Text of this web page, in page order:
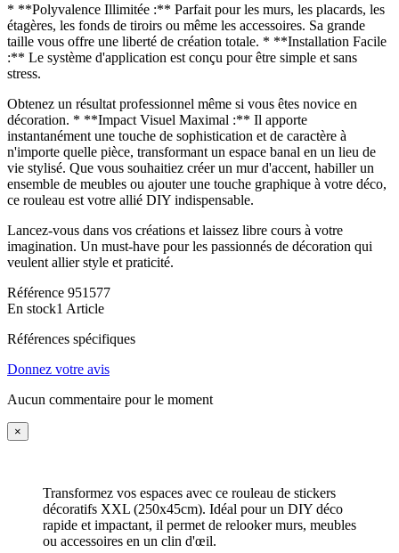
* **Polyvalence Illimitée :** Parfait pour les murs, les placards, les
étagères, les fonds de tiroirs ou même les accessoires. Sa grande
taille vous offre une liberté de création totale. * **Installation Facile
:** Le système d'application est conçu pour être simple et sans
stress.
Obtenez un résultat professionnel même si vous êtes novice en
décoration. * **Impact Visuel Maximal :** Il apporte
instantanément une touche de sophistication et de caractère à
n'importe quelle pièce, transformant un espace banal en un lieu de
vie stylisé. Que vous souhaitiez créer un mur d'accent, habiller un
ensemble de meubles ou ajouter une touche graphique à votre déco,
ce rouleau est votre allié DIY indispensable.
Lancez-vous dans vos créations et laissez libre cours à votre
imagination. Un must-have pour les passionnés de décoration qui
veulent allier style et praticité.
Référence 951577
En stock1 Article
Références spécifiques
Donnez votre avis
Aucun commentaire pour le moment
×
Transformez vos espaces avec ce rouleau de stickers
décoratifs XXL (250x45cm). Idéal pour un DIY déco
rapide et impactant, il permet de relooker murs, meubles
ou accessoires en un clin d'œil.